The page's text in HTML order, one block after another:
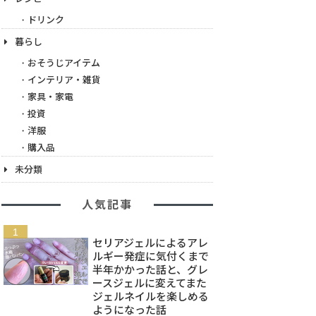
ドリンク
暮らし
おそうじアイテム
インテリア・雑貨
家具・家電
投資
洋服
購入品
未分類
人気記事
セリアジェルによるアレ
ルギー発症に気付くまで
半年かかった話と、グレ
ースジェルに変えてまた
ジェルネイルを楽しめる
ようになった話